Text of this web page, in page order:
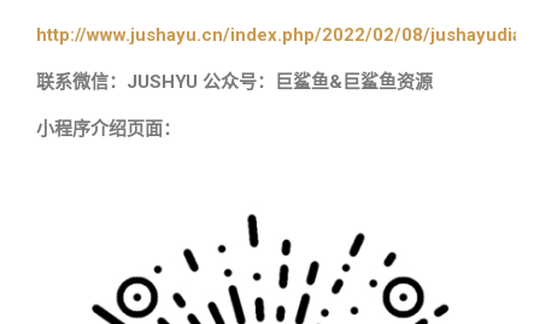
http://www.jushayu.cn/index.php/2022/02/08/
联系微信：JUSHYU 公众号：巨鲨鱼&巨鲨鱼资源
小程序介绍页面：